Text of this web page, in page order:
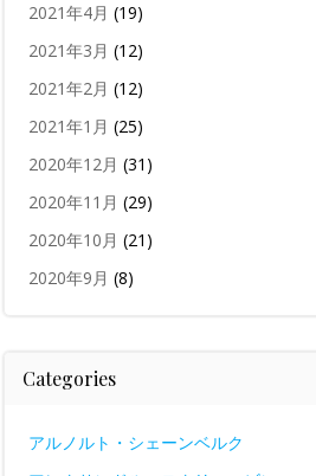
2021年4月 (19)
2021年3月 (12)
2021年2月 (12)
2021年1月 (25)
2020年12月 (31)
2020年11月 (29)
2020年10月 (21)
2020年9月 (8)
Categories
アルノルト・シェーンベルク